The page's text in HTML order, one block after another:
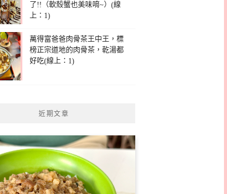
了!!（軟殼蟹也美味唷~）(線
上：1)
萬得富爸爸肉骨茶王中王，標
榜正宗道地的肉骨茶，乾湯都
好吃(線上：1)
近期文章